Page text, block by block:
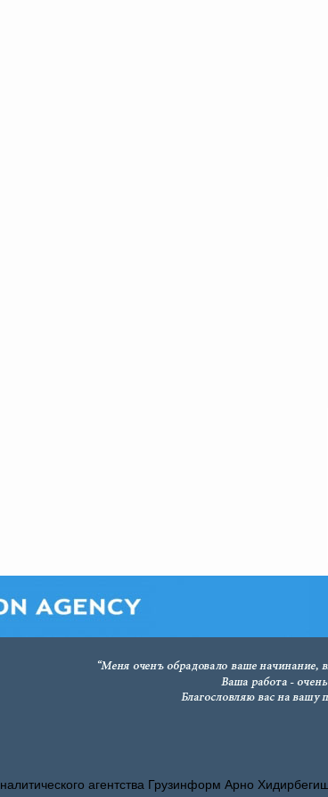
агентства Грузинформ Арно